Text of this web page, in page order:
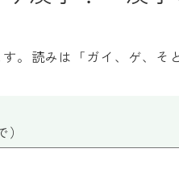
。読みは「ガイ、ゲ、そ